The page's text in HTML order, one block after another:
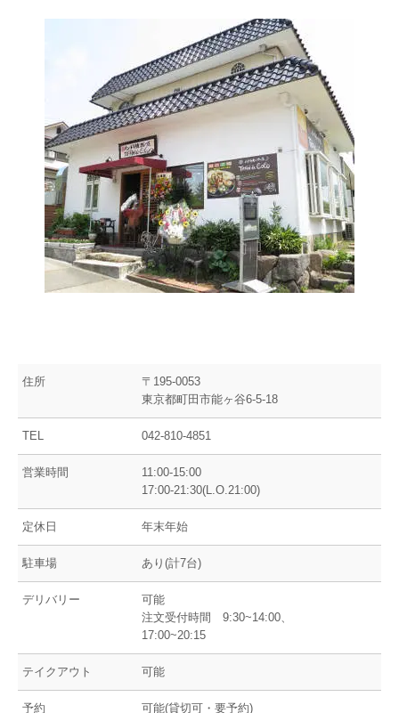
住所
〒195-0053
東京都町田市能ヶ谷6-5-18
TEL 042-810-4851
営業時間
11:00-15:00
17:00-21:30(L.O.21:00)
定休日 年末年始
駐車場 あり(計7台)
デリバリー
可能
注文受付時間 9:30~14:00、
17:00~20:15
テイクアウト 可能
予約 可能(貸切可・要予約)